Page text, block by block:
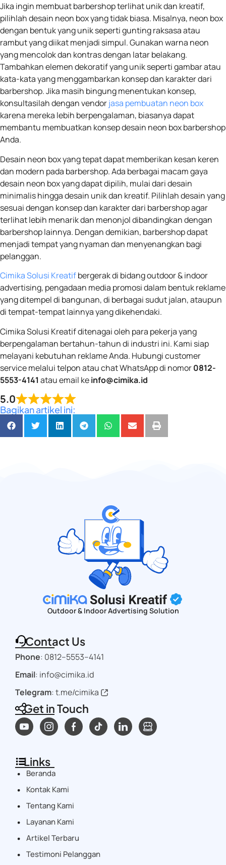
Jika ingin membuat barbershop terlihat unik dan kreatif,
pilihlah desain neon box yang tidak biasa. Misalnya, neon box
dengan bentuk yang unik seperti gunting raksasa atau
rambut yang diikat menjadi simpul. Gunakan warna neon
yang mencolok dan kontras dengan latar belakang.
Tambahkan elemen dekoratif yang unik seperti gambar atau
kata-kata yang menggambarkan konsep dan karakter dari
barbershop. Jika masih bingung menentukan konsep,
konsultasilah dengan vendorjasa pembuatan neon box
karena mereka lebih berpengalaman, biasanya dapat
membantu membuatkan konsep desain neon box barbershop
Anda.
Desain neon box yang tepat dapat memberikan kesan keren
dan modern pada barbershop. Ada berbagai macam gaya
desain neon box yang dapat dipilih, mulai dari desain
minimalis hingga desain unik dan kreatif. Pilihlah desain yang
sesuai dengan konsep dan karakter dari barbershop agar
terlihat lebih menarik dan menonjol dibandingkan dengan
barbershop lainnya. Dengan demikian, barbershop dapat
menjadi tempat yang nyaman dan menyenangkan bagi
pelanggan.
Cimika Solusi Kreatifbergerak di bidang outdoor & indoor
advertising, pengadaan media promosi dalam bentuk reklame
yang ditempel di bangunan, di berbagai sudut jalan, ataupun
di tempat-tempat lainnya yang dikehendaki.
Cimika Solusi Kreatif ditenagai oleh para pekerja yang
berpengalaman bertahun-tahun di industri ini. Kami siap
melayani kebutuhan reklame Anda. Hubungi customer
service melalui telpon atau chat WhatsApp di nomor0812-
5553-4141 atau email keinfo@cimika.id
5.0
Bagikan artikel ini:
Outdoor & Indoor Advertising Solution
Contact Us
Phone: 0812–5553–4141
Email: info@cimika.id
Telegram:t.me/cimika
Get in Touch
Links
Beranda
Kontak Kami
Tentang Kami
Layanan Kami
Artikel Terbaru
Testimoni Pelanggan